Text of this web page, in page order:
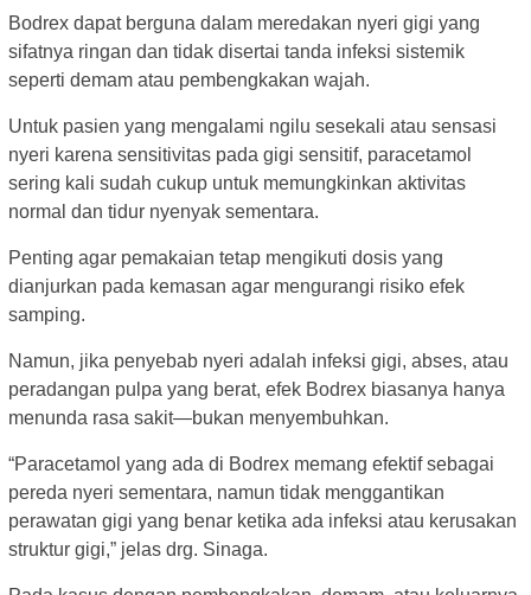
Bodrex dapat berguna dalam meredakan nyeri gigi yang
sifatnya ringan dan tidak disertai tanda infeksi sistemik
seperti demam atau pembengkakan wajah.
Untuk pasien yang mengalami ngilu sesekali atau sensasi
nyeri karena sensitivitas pada gigi sensitif, paracetamol
sering kali sudah cukup untuk memungkinkan aktivitas
normal dan tidur nyenyak sementara.
Penting agar pemakaian tetap mengikuti dosis yang
dianjurkan pada kemasan agar mengurangi risiko efek
samping.
Namun, jika penyebab nyeri adalah infeksi gigi, abses, atau
peradangan pulpa yang berat, efek Bodrex biasanya hanya
menunda rasa sakit—bukan menyembuhkan.
“Paracetamol yang ada di Bodrex memang efektif sebagai
pereda nyeri sementara, namun tidak menggantikan
perawatan gigi yang benar ketika ada infeksi atau kerusakan
struktur gigi,” jelas drg. Sinaga.